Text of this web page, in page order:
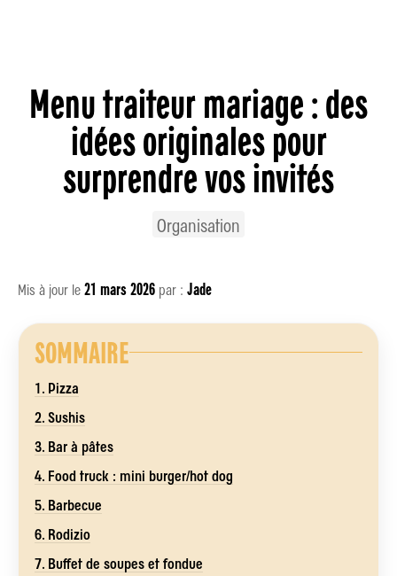
Menu traiteur mariage : des
idées originales pour
surprendre vos invités
Organisation
Mis à jour le 21 mars 2026 par : Jade
SOMMAIRE
1. Pizza
2. Sushis
3. Bar à pâtes
4. Food truck : mini burger/hot dog
5. Barbecue
6. Rodizio
7. Buffet de soupes et fondue